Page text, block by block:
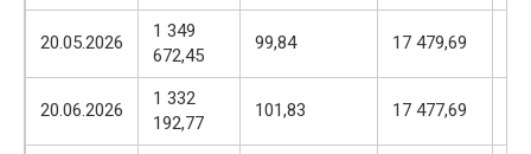
20.05.2026
1 349
672,45
99,84 17 479,69
20.06.2026
1 332
192,77
101,83 17 477,69